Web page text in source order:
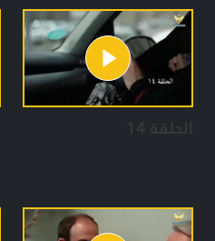
الحلقة 14